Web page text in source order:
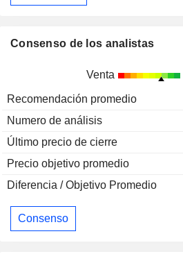
Consenso de los analistas
Venta
Recomendación promedio
Numero de análisis
Último precio de cierre
Precio objetivo promedio
Diferencia / Objetivo Promedio
Consenso